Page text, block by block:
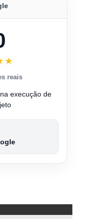
reais
execução de